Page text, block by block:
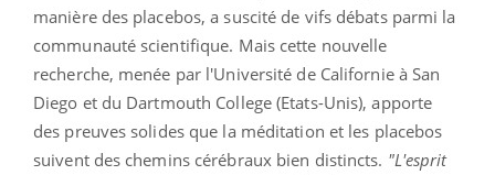
manière des placebos, a suscité de vifs débats parmi la
communauté scientifique. Mais cette nouvelle
recherche, menée par l'Université de Californie à San
Diego et du Dartmouth College (Etats-Unis), apporte
des preuves solides que la méditation et les placebos
suivent des chemins cérébraux bien distincts. "L'esprit